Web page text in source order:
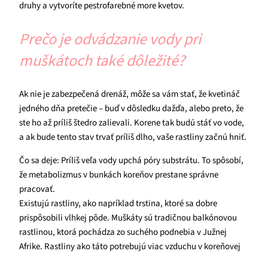
druhy a vytvoríte pestrofarebné more kvetov.
Prečo je odvádzanie vody pri
muškátoch také dôležité?
Ak nie je zabezpečená drenáž, môže sa vám stať, že kvetináč
jedného dňa pretečie – buď v dôsledku dažďa, alebo preto, že
ste ho až príliš štedro zalievali. Korene tak budú stáť vo vode,
a ak bude tento stav trvať príliš dlho, vaše rastliny začnú hniť.
Čo sa deje: Príliš veľa vody upchá póry substrátu. To spôsobí,
že metabolizmus v bunkách koreňov prestane správne
pracovať.
Existujú rastliny, ako napríklad trstina, ktoré sa dobre
prispôsobili vlhkej pôde. Muškáty sú tradičnou balkónovou
rastlinou, ktorá pochádza zo suchého podnebia v Južnej
Afrike. Rastliny ako táto potrebujú viac vzduchu v koreňovej